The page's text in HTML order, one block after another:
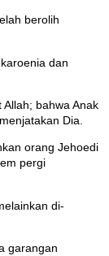
berolih
dan
bahwa Anak
Dia.
orang Jehoedi
pergi
di-
garangan